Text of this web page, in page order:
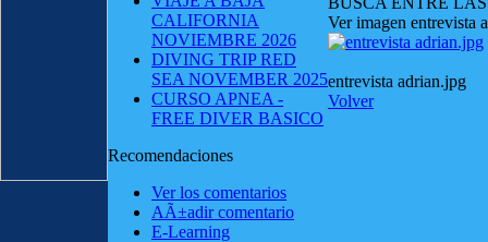
CALIFORNIA
NOVIEMBRE 2026
DIVING TRIP RED
SEA NOVEMBER 2025
CURSO APNEA -
FREE DIVER BASICO
Recomendaciones
Ver los comentarios
AÃ±adir comentario
E-Learning
Ver imagen entrevista
entrevista adrian.jpg
Volver